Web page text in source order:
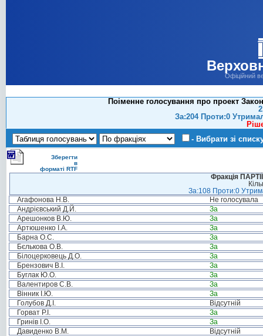
Офіційний
Поіменне голосування про проект
За:204 Проти:0
- Вибрати зі
Зберегти
в
форматі RTF
Фракція
За:108 Проти:0
Агафонова Н.В.
Не голосувала
Андрієвський Д.Й.
За
Арешонков В.Ю.
За
Артюшенко І.А.
За
Барна О.С.
За
Бєлькова О.В.
За
Білоцерковець Д.О.
За
Брензович В.І.
За
Буглак Ю.О.
За
Валентиров С.В.
За
Вінник І.Ю.
За
Голубов Д.І.
Відсутній
Горват Р.І.
За
Гринів І.О.
За
Давиденко В.М.
Відсутній